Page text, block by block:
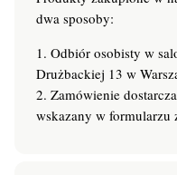
dwa sposoby:
1. Odbiór osobisty w
Drużbackiej 13 w
2. Zamówienie
wskazany w formularzu